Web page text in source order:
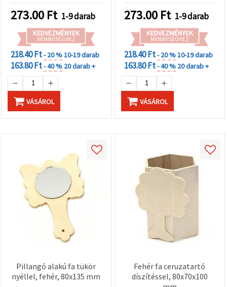
273.00 Ft 1-9 darab
KEDVEZMÉNYEK
MENNYISÉGHEZ
218.40 Ft- 20 %10-19 darab
163.80 Ft- 40 % 20 darab +
VÁSÁROL
273.00 Ft 1-9 darab
KEDVEZMÉNYEK
MENNYISÉGHEZ
218.40 Ft- 20 %10-19 darab
163.80 Ft- 40 % 20 darab +
VÁSÁROL
Pillangó alakú fa tükör
nyéllel, fehér, 80x135 mm
Fehér fa ceruzatartó
díszítéssel, 80x70x100